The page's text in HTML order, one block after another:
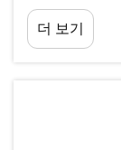
매하는 것이
안전성을 위
더 보기